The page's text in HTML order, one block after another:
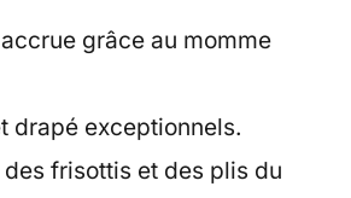
grâce au momme
drapé exceptionnels.
des frisottis et des plis du